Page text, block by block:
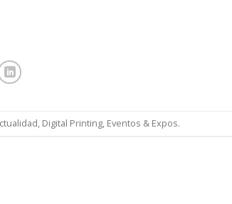
, Digital Printing, Eventos & Expos.